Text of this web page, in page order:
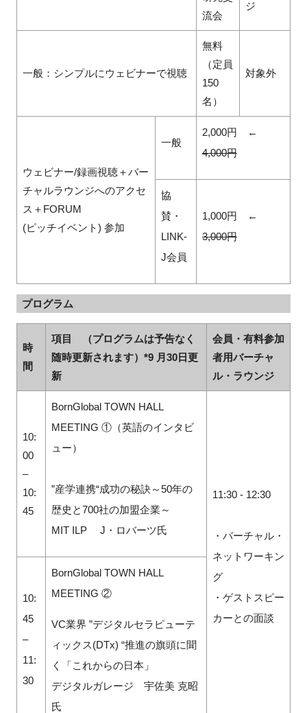
流会
ジ
一般：シンプルにウェビナーで視聴
無料
（定員
150
名）
対象外
ウェビナー/録画視聴＋バー
チャルラウンジへのアクセ
ス＋FORUM
(ピッチイベント) 参加
一般
2,000円 ←
4,000円
協
賛・
LINK-
J会員
1,000円 ←
3,000円
プログラム
時
間
項目 （プログラムは予告なく
随時更新されます） *9月30日更
新
会員・有料参加
者用バーチャ
ル・ラウンジ
10:
00
–
10:
45
BornGlobal TOWN HALL
MEETING ①（英語のインタビ
ュー）
”産学連携“成功の秘訣～50年の
歴史と700社の加盟企業～
MIT ILP J・ロバーツ氏
11:30 - 12:30
・バーチャル・
ネットワーキン
グ
・ゲストスピー
カーとの面談
10:
45
–
11:
30
BornGlobal TOWN HALL
MEETING ②
VC業界 ”デジタルセラピューテ
ィックス(DTx) “推進の旗頭に聞
く「これからの日本」
デジタルガレージ 宇佐美 克昭
氏